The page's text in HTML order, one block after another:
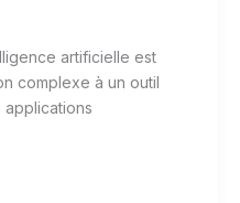
artificielle est
complexe à un outil